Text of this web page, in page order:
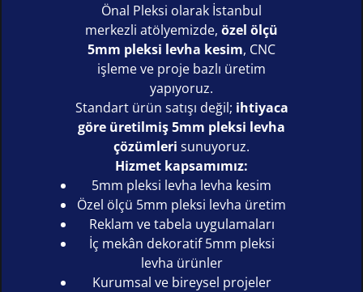
Önal Pleksi olarak İstanbul
merkezli atölyemizde, özel ölçü
5mm pleksi levha kesim, CNC
işleme ve proje bazlı üretim
yapıyoruz.
Standart ürün satışı değil; ihtiyaca
göre üretilmiş 5mm pleksi levha
çözümleri sunuyoruz.
Hizmet kapsamımız:
5mm pleksi levha levha kesim
Özel ölçü 5mm pleksi levha üretim
Reklam ve tabela uygulamaları
İç mekân dekoratif 5mm pleksi
levha ürünler
Kurumsal ve bireysel projeler